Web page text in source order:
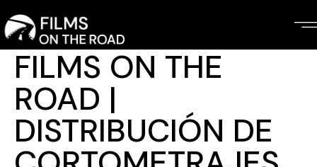
to
the
content
FILMS ON THE
ROAD |
DISTRIBUCIÓN DE